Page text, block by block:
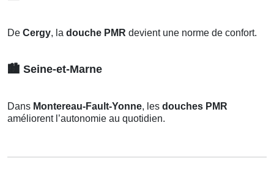
De Cergy, la douche PMR devient une norme de confort.
🏙️ Seine-et-Marne
Dans Montereau-Fault-Yonne, les douches PMR
améliorent l’autonomie au quotidien.